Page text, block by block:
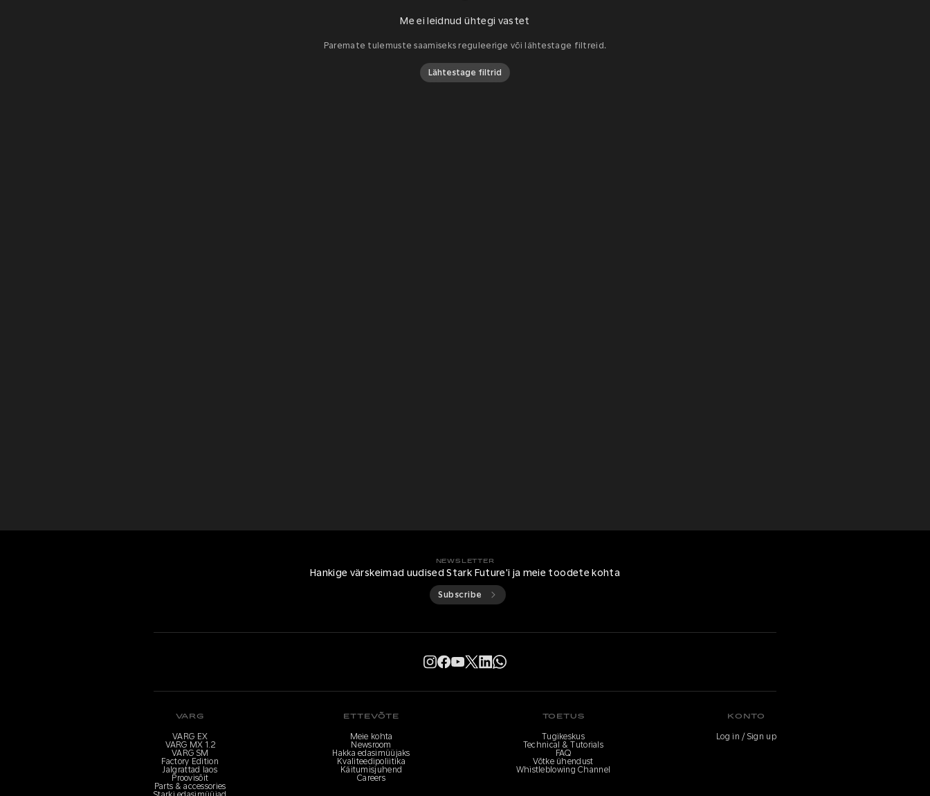
Me ei leidnud ühtegi vastet
Paremate tulemuste saamiseks reguleerige või lähtestage filtreid.
Lähtestage filtrid
NEWSLETTER
Hankige värskeimad uudised Stark Future'i ja meie toodete kohta
Subscribe
VARG
VARG EX
VARG MX 1.2
VARG SM
Factory Edition
Jalgrattad laos
Proovisõit
Parts & accessories
ETTEVÕTE
Meie kohta
Newsroom
Hakka edasimüüjaks
Kvaliteedipoliitika
Käitumisjuhend
Careers
TOETUS
Tugikeskus
Technical & Tutorials
FAQ
Võtke ühendust
Whistleblowing Channel
KONTO
Log in / Sign up